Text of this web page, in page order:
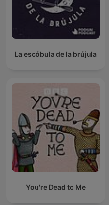
La escóbula de la brújula
You're Dead to Me